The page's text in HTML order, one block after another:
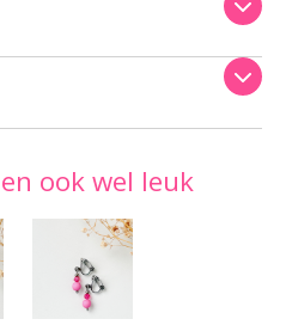
ook wel leuk